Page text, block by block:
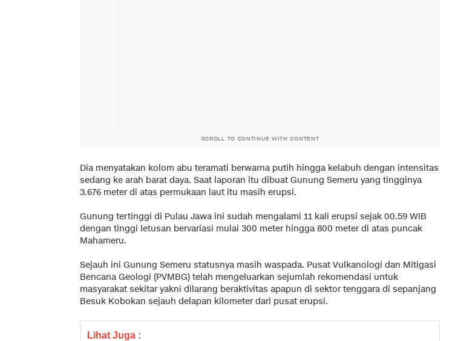
SCROLL TO CONTINUE WITH CONTENT
Dia menyatakan kolom abu teramati berwarna putih hingga kelabuh dengan intensitas
sedang ke arah barat daya. Saat laporan itu dibuat Gunung Semeru yang tingginya
3.676 meter di atas permukaan laut itu masih erupsi.
Gunung tertinggi di Pulau Jawa ini sudah mengalami 11 kali erupsi sejak 00.59 WIB
dengan tinggi letusan bervariasi mulai 300 meter hingga 800 meter di atas puncak
Mahameru.
Sejauh ini Gunung Semeru statusnya masih waspada. Pusat Vulkanologi dan Mitigasi
Bencana Geologi (PVMBG) telah mengeluarkan sejumlah rekomendasi untuk
masyarakat sekitar yakni dilarang beraktivitas apapun di sektor tenggara di sepanjang
Besuk Kobokan sejauh delapan kilometer dari pusat erupsi.
Lihat Juga :